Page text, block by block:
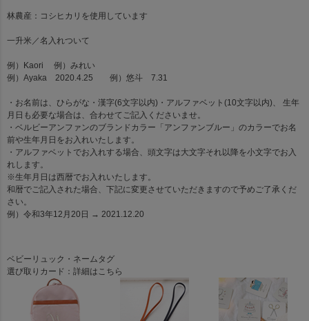
林農産：コシヒカリを使用しています
一升米 ／名入れついて
例）Kaori 例）みれい
例）Ayaka 2020.4.25 例）悠斗 7.31
・お名前は、ひらがな・漢字(6文字以内)・アルファベット(10文字以内)、 生年
月日も必要な場合は、合わせてご記入くださいませ。
・ベルビーアンファンのブランドカラー「アンファンブルー」のカラーでお名
前や生年月日をお入れいたします。
・アルファベットでお入れする場合、頭文字は大文字それ以降を小文字でお入
れします。
※生年月日は西暦でお入れいたします。
和暦でご記入された場合、下記に変更させていただきますので予めご了承くだ
さい。
例）令和3年12月20日 → 2021.12.20
ベビーリュック・ネームタグ
選び取りカード：詳細はこちら